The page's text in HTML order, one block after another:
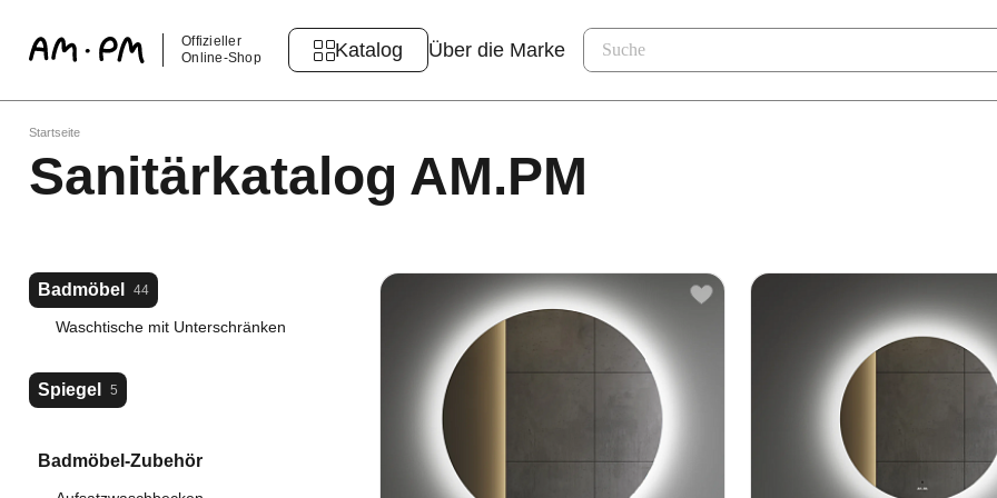
Offizieller
Online-Shop
Katalog Über die Marke
Startseite
Sanitärkatalog AM.PM
Badmöbel 44
Waschtische mit Unterschränken
Spiegel 5
Badmöbel-Zubehör